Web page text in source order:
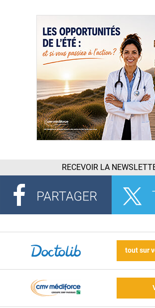
RECEVOIR LA
tout sur